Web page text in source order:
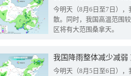
今明天（8月6日至7日）
散。同时，我国高温范围
区将有大范围桑拿天。
我国降雨整体减少减弱
今明天（8月5日至6日）